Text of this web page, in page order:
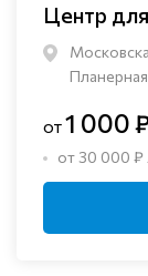
Центр
от1 000
от 30 000 ₽